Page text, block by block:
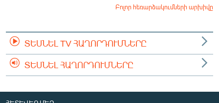
Բոլոր հեռարձակումների արխիվը
ՏԵՍՆԵԼ TV ՀԱՂՈՐԴՈՒՄՆԵՐԸ
ՏԵՍՆԵԼ ՀԱՂՈՐԴՈՒՄՆԵՐԸ